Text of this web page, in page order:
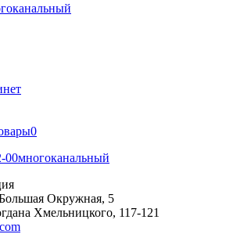
0
00многоканальный
Окружная, 5
Хмельницкого, 117-121